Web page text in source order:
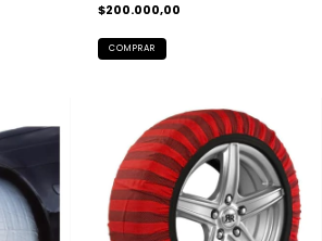
$200.000,00
COMPRAR